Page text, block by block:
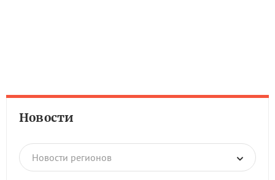
Новости
Новости регионов